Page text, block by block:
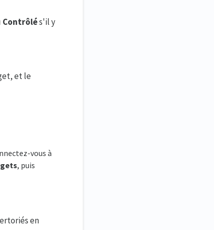
Contrôlés'il y
et le
vous à
, puis
en